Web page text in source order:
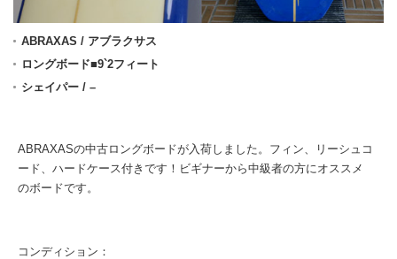
ABRAXAS / アブラクサス
ロングボード■9`2フィート
シェイパー / –
ABRAXASの中古ロングボードが入荷しました。フィン、リーシュコ
ード、ハードケース付きです！ビギナーから中級者の方にオススメ
のボードです。
コンディション：